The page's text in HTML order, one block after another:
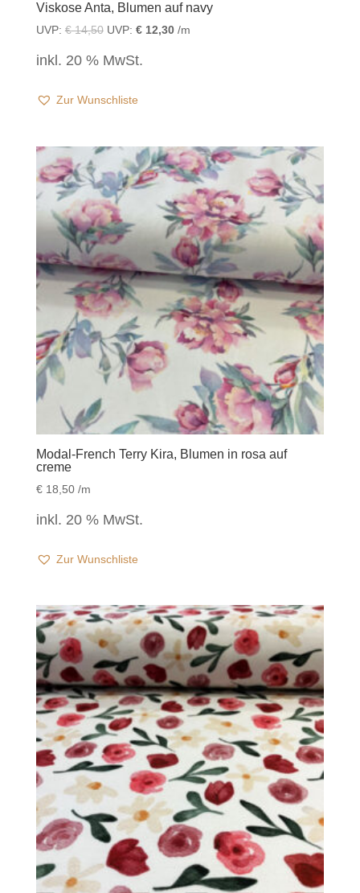
Viskose Anta, Blumen auf navy
UVP: €14,50 UVP: €12,30/m
inkl. 20 % MwSt.
Zur Wunschliste
Modal-French Terry Kira, Blumen in rosa auf
creme
€18,50/m
inkl. 20 % MwSt.
Zur Wunschliste